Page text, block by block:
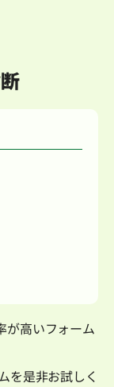
が高いフォーム
を是非お試しく